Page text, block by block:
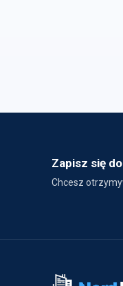
Zapisz się do
Chcesz